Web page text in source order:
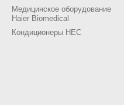
или как опция. Включайте
м, эта категория не
Медицинское оборудование
Haier Biomedical
Кондиционеры HEC